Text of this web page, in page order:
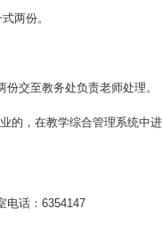
两份。
交至教务处负责老师处理。
的，在教学综合管理系统中
电话：6354147